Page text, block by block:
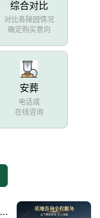
综合对比
对比各陵园情况
确定购买意向
安葬
电话或
在线咨询
“景仰园陵园园区主流墓碑价格一览 常年保洁养护随单赠送 专属优惠活动解析”